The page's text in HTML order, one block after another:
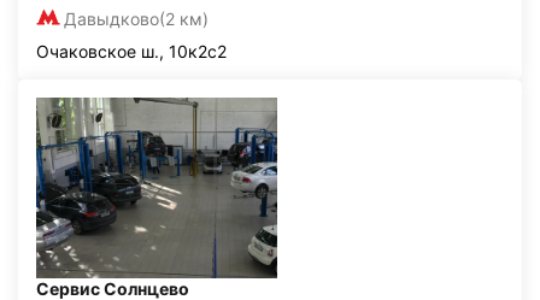
Давыдково(2 км)
Очаковское ш., 10к2с2
Сервис Солнцево